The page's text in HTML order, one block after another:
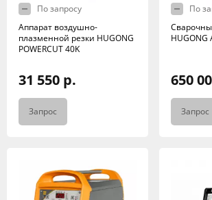
По запросу
Аппарат воздушно-
плазменной резки HUGONG
POWERCUT 40K
31 550 р.
Запрос
По
HUGONG
650
Запрос